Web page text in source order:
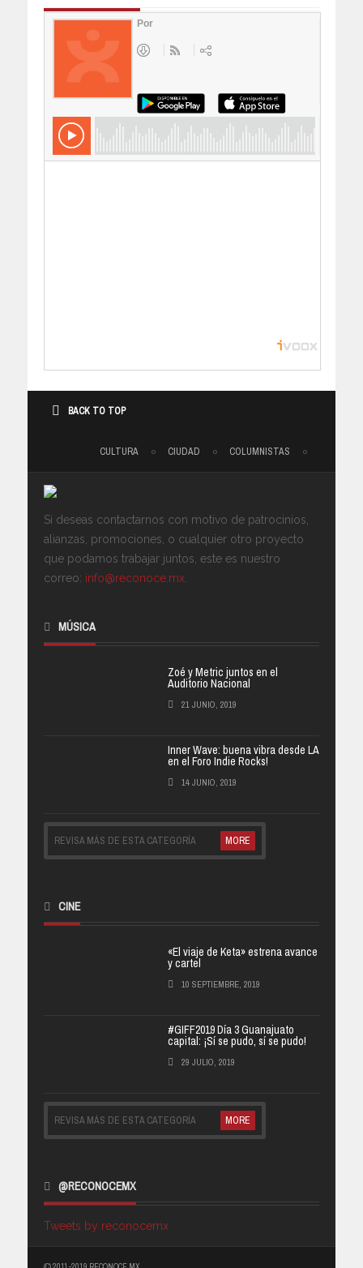
BACK TO TOP
CULTURA CIUDAD COLUMNISTAS
Si deseas contactarnos con motivo de patrocinios,
alianzas, promociones, o cualquier otro proyecto
que podamos trabajar juntos, este es nuestro
correo: info@reconoce.mx.
MÚSICA
Zoé y Metric juntos en el
Auditorio Nacional
21 JUNIO, 2019
Inner Wave: buena vibra desde LA
en el Foro Indie Rocks!
14 JUNIO, 2019
REVISA MÁS DE ESTA CATEGORÍA MORE
CINE
«El viaje de Keta» estrena avance
y cartel
10 SEPTIEMBRE, 2019
#GIFF2019 Día 3 Guanajuato
capital: ¡Sí se pudo, sí se pudo!
29 JULIO, 2019
REVISA MÁS DE ESTA CATEGORÍA MORE
@RECONOCEMX
Tweets by reconocemx